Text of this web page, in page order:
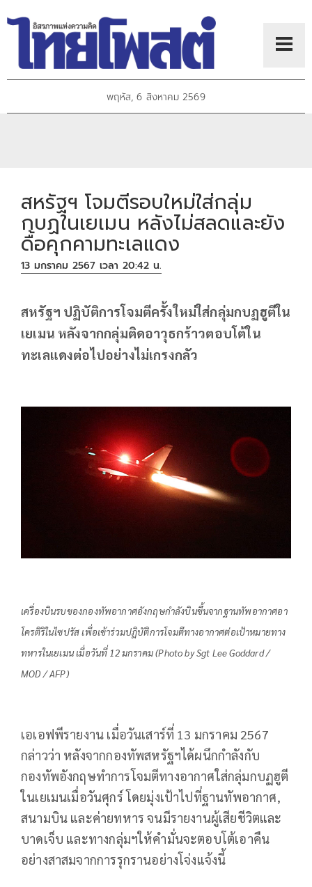
พฤหัส, 6 สิงหาคม 2569
สหรัฐฯ โจมตีรอบใหม่ใส่กลุ่ม
กบฏในเยเมน หลังไม่สลดและยัง
ดื้อคุกคามทะเลแดง
13 มกราคม 2567 เวลา 20:42 น.
สหรัฐฯ ปฏิบัติการโจมตีครั้งใหม่ใส่กลุ่มกบฏฮูตีใน
เยเมน หลังจากกลุ่มติดอาวุธกร้าวตอบโต้ใน
ทะเลแดงต่อไปอย่างไม่เกรงกลัว
เครื่องบินรบของกองทัพอากาศอังกฤษกำลังบินขึ้นจากฐานทัพอากาศอา
โครติริในไซปรัส เพื่อเข้าร่วมปฎิบัติการโจมตีทางอากาศต่อเป้าหมายทาง
ทหารในเยเมน เมื่อวันที่ 12 มกราคม (Photo by Sgt Lee Goddard /
MOD / AFP)
เอเอฟพีรายงาน เมื่อวันเสาร์ที่ 13 มกราคม 2567
กล่าวว่า หลังจากกองทัพสหรัฐฯได้ผนึกกำลังกับ
กองทัพอังกฤษทำการโจมตีทางอากาศใส่กลุ่มกบฏฮูตี
ในเยเมนเมื่อวันศุกร์ โดยมุ่งเป้าไปที่ฐานทัพอากาศ,
สนามบิน และค่ายทหาร จนมีรายงานผู้เสียชีวิตและ
บาดเจ็บ และทางกลุ่มฯให้คำมั่นจะตอบโต้เอาคืน
อย่างสาสมจากการรุกรานอย่างโจ่งแจ้งนี้